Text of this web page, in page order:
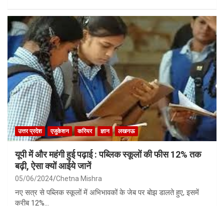
उत्तर प्रदेश एजुकेशन करियर ज्ञान लखनऊ
यूपी में और महंगी हुई पढ़ाई : पब्लिक स्कूलों की फीस 12% तक
बढ़ी, ऐसा क्यों आईये जानें
05/06/2024 Chetna Mishra
नए सत्र से पब्लिक स्कूलों में अभिभावकों के जेब पर बोझ डालते हुए, इसमें
करीब 12%…